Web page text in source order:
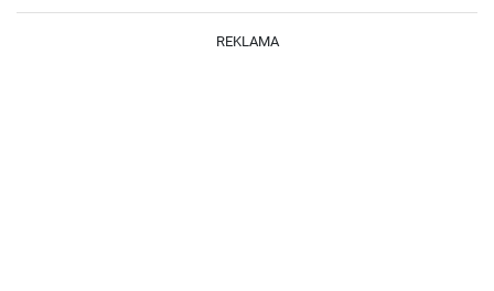
REKLAMA